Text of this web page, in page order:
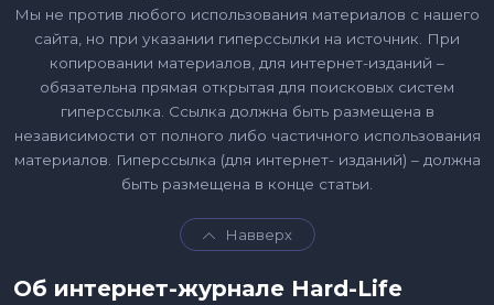
Мы не против любого использования материалов с нашего
сайта, но при указании гиперссылки на источник. При
копировании материалов, для интернет-изданий –
обязательна прямая открытая для поисковых систем
гиперссылка. Ссылка должна быть размещена в
независимости от полного либо частичного использования
материалов. Гиперссылка (для интернет- изданий) – должна
быть размещена в конце статьи.
Навверх
Об интернет-журнале Hard-Life